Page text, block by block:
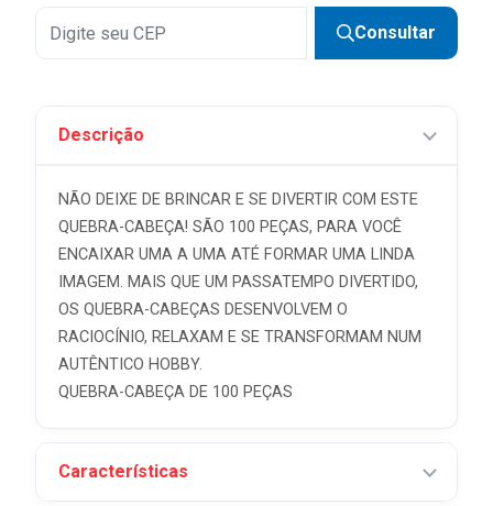
Consultar
Descrição
NÃO DEIXE DE BRINCAR E SE DIVERTIR COM ESTE
QUEBRA-CABEÇA! SÃO 100 PEÇAS, PARA VOCÊ
ENCAIXAR UMA A UMA ATÉ FORMAR UMA LINDA
IMAGEM. MAIS QUE UM PASSATEMPO DIVERTIDO,
OS QUEBRA-CABEÇAS DESENVOLVEM O
RACIOCÍNIO, RELAXAM E SE TRANSFORMAM NUM
AUTÊNTICO HOBBY.
QUEBRA-CABEÇA DE 100 PEÇAS
Características